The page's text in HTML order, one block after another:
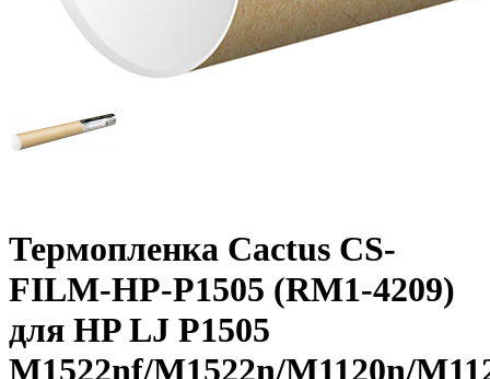
Термопленка Cactus CS-
FILM-HP-P1505 (RM1-4209)
для HP LJ P1505
M1522nf/M1522n/M1120n/